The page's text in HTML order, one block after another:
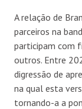
A relação de
parceiros na
participam com
outros. Entre
digressão de
na qual esta
tornando-a a